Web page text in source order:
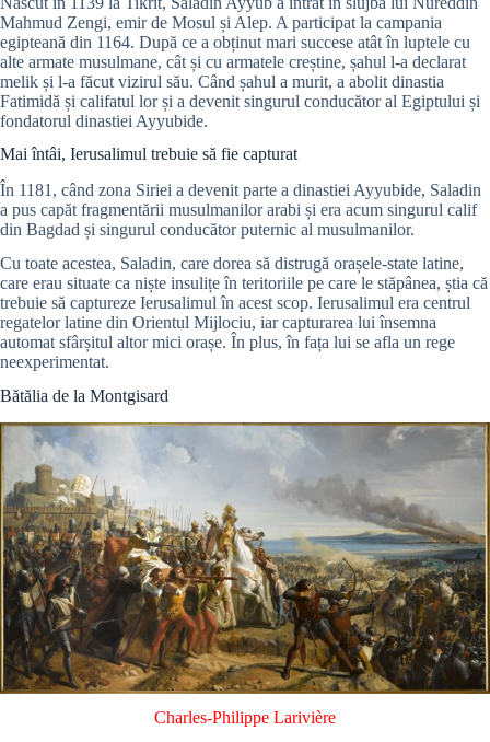
Mahmud Zengi, emir de Mosul și Alep. A participat la campania
egipteană din 1164. După ce a obținut mari succese atât în luptele cu
alte armate musulmane, cât și cu armatele creștine, șahul l-a declarat
melik și l-a făcut vizirul său. Când șahul a murit, a abolit dinastia
Fatimidă și califatul lor și a devenit singurul conducător al Egiptului și
fondatorul dinastiei Ayyubide.
Mai întâi, Ierusalimul trebuie să fie capturat
În 1181, când zona Siriei a devenit parte a dinastiei Ayyubide, Saladin
a pus capăt fragmentării musulmanilor arabi și era acum singurul calif
din Bagdad și singurul conducător puternic al musulmanilor.
Cu toate acestea, Saladin, care dorea să distrugă orașele-state latine,
care erau situate ca niște insulițe în teritoriile pe care le stăpânea, știa că
trebuie să captureze Ierusalimul în acest scop. Ierusalimul era centrul
regatelor latine din Orientul Mijlociu, iar capturarea lui însemna
automat sfârșitul altor mici orașe. În plus, în fața lui se afla un rege
neexperimentat.
Bătălia de la Montgisard
Charles-Philippe Larivière